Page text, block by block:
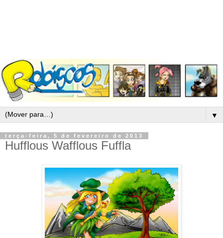
▼
terça-feira, 5 de fevereiro de 2013
Hufflous Wafflous Fuffla